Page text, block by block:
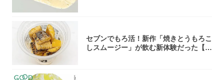
セブンでもろ活！新作「焼きとうもろこ
しスムージー」が飲む新体験だった【東